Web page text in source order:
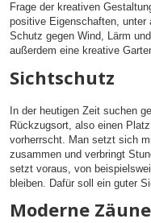
Frage der kreativen
positive Eigenschaften, unter
Schutz gegen Wind, Lärm
außerdem eine kreative
Sichtschutz
In der heutigen Zeit suchen
Rückzugsort, also einen
vorherrscht. Man setzt sich
zusammen und verbringt
setzt voraus, von
bleiben. Dafür soll ein guter
Moderne Zäune